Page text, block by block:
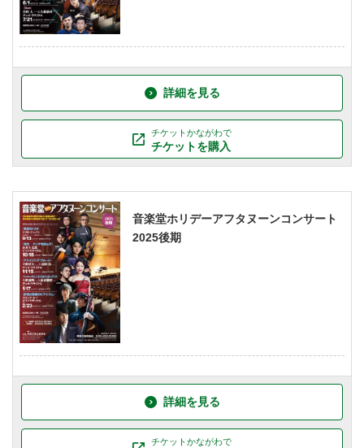
詳細を見る
チケットかながわで
チケットを購入
音楽堂ホリデーアフタヌーンコンサート
2025後期
詳細を見る
チケットかながわで